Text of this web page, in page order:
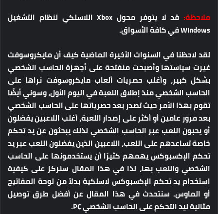
ملاحظة:
قد لا يتوفر محول Xbox اللاسلكي لنظام التشغيل
Windows في كافة الأسواق.
لقد لاحظنا في السنوات الأخيرة الماضية كيف أن مايكروسوفت
غيرت سياستها وأصبحت منفتحة على أجهزة الحاسب الشخصي
بشكل كبير، وأغلب حصريات ألعاب مايكروسوفت نراها على
الحاسب الشخصي منذ إطلاق اللعبة في اليوم الأول، وسوني أيضًا
تقوم بهذا الأمر حيث تصدر بعد حصرياتها على الحاسب الشخصي
بعد مرور عامين أو أكثر على إصدار اللعبة، أغلب اللاعبين يفضلون
أو يحبون اللعب عبر الحاسب الشخصي لذلك يبحثون عن يد تحكم
خاصة تساعدهم على اللعب، اللاعبين الذين يفضلون اللعب عبر يد
تحكم الإكسبوكس يهمهم كثيرًا أن يستخدمونها على الحاسب
الشخصي واللعب بها، لذا في هذا المقال سنركز على كيفية
استخدام يد تحكم الإكسبوكس لاسلكية بدلاً من لوحة المفاتيح
أو الماوس. سنتحدث في هذا المقال عن أفضل طرق توصيل
مثالية ليد التحكم على الحاسب الشخصي PC.